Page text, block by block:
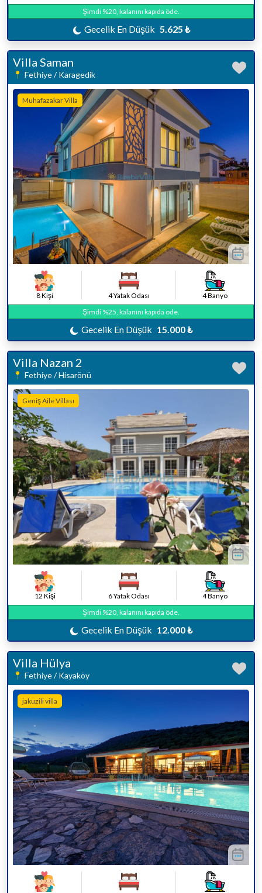
Şimdi %20, kalanını kapıda öde.
Gecelik En Düşük 5.625 ₺
Villa Saman
Fethiye / Karagedik
Muhafazakar Villa
8 Kişi 4 Yatak Odası
4 Banyo
Şimdi %25, kalanını kapıda öde.
Gecelik En Düşük 15.000 ₺
Villa Nazan 2
Fethiye / Hisarönü
Geniş Aile Villası
12 Kişi 6 Yatak Odası
4 Banyo
Şimdi %20, kalanını kapıda öde.
Gecelik En Düşük 12.000 ₺
Villa Hülya
Fethiye / Kayaköy
jakuzili villa